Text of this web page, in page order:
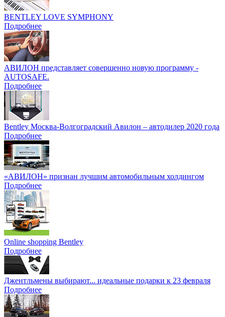
BENTLEY LOVE SYMPHONY
Подробнее
АВИЛОН представляет совершенно новую программу -
AUTOSAFE.
Подробнее
Bentley Москва-Волгоградский Авилон – автодилер 2020 года
Подробнее
«АВИЛОН» признан лучшим автомобильным холдингом
Подробнее
Online shopping Bentley
Подробнее
Джентльмены выбирают... идеальные подарки к 23 февраля
Подробнее